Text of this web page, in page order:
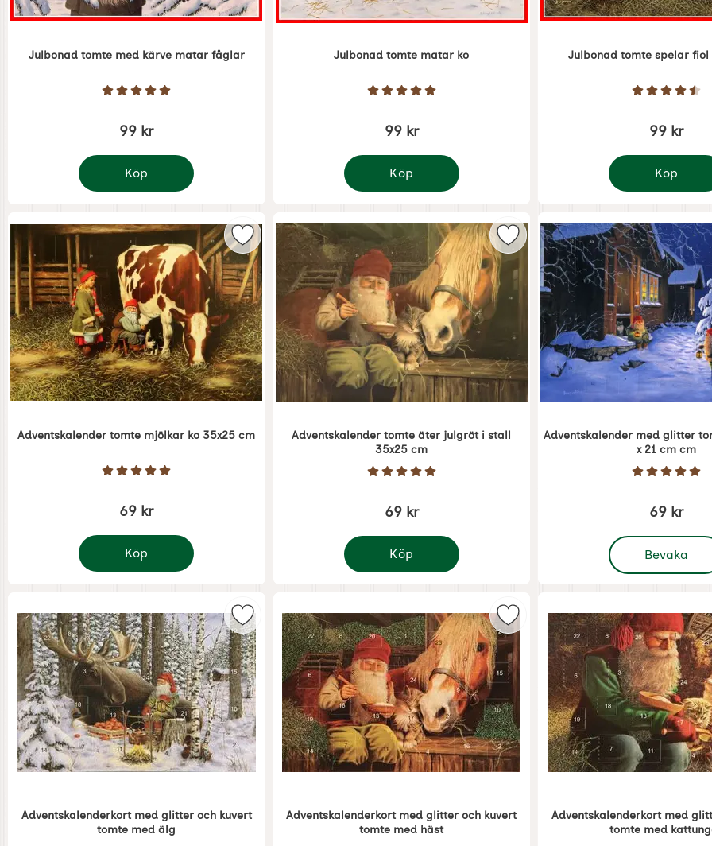
Julbonad tomte med kärve matar fåglar
Betyg: 5 Stjärnor av 5
99 kr
Köp
Julbonad tomte med kärve matar fåglar
Julbonad tomte matar ko
Betyg: 5 Stjärnor av 5
99 kr
Köp
Julbonad tomte matar ko
Julbonad tomte spelar
Betyg:
99 kr
Köp
Julbonad
Adventskalender tomte mjölkar ko 35x25 cm
Betyg: 5 Stjärnor av 5
69 kr
Köp
Adventskalender tomte mjölkar ko 35x25 cm
Markera adventskalender tomte mjölkar ko 35x25 cm som favorit
Adventskalender tomte äter julgröt i stall
35x25 cm
Betyg: 5 Stjärnor av 5
69 kr
Köp
Adventskalender tomte äter julgröt i stall 35x25 cm
Markera adventskalender tomte
Adventskalender med glitter
x 21 cm cm
Betyg: 5
69 kr
Bevaka
,
Adventskalenderkort med glitter och kuvert
tomte med älg
Markera adventskalenderkort med glitter och kuvert tomte med älg som
Adventskalenderkort med glitter och kuvert
tomte med häst
Adventskalenderkort med
tomte med